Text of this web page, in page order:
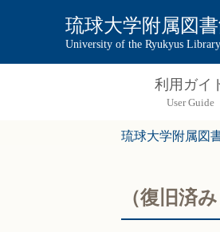
琉球大学附属図
University of the Ryukyus Library
利用ガイ
琉球大学附属図
（復旧済